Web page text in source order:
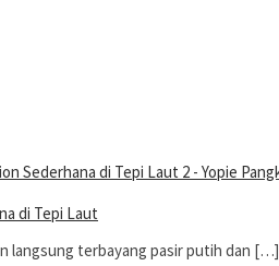
di Tepi Laut
langsung terbayang pasir putih dan […]